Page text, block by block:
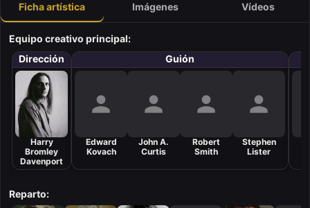
Ficha artística Imágenes Vídeos
Equipo creativo principal:
Dirección
Harry
Bromley
Davenport
Guión
Edward
Kovach
John A.
Curtis
Robert
Smith
Stephen
Lister
Reparto: